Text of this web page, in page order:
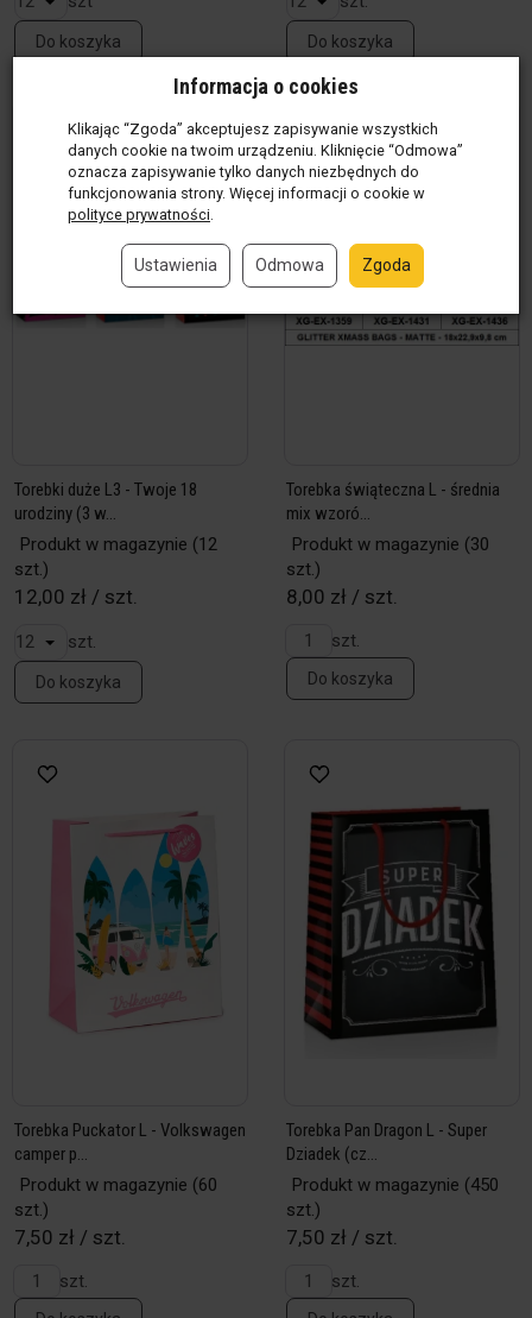
Do koszyka Do koszyka
Torebki duże L3 - Twoje 18
urodziny (3 w...
Produkt w magazynie (12
szt.)
12,00 zł / szt.
szt.
Do koszyka
Torebka świąteczna L - średnia
mix wzoró...
Produkt w magazynie (30
szt.)
8,00 zł / szt.
szt.
Do koszyka
Torebka Puckator L - Volkswagen
camper p...
Produkt w magazynie (60
szt.)
7,50 zł / szt.
szt.
Torebka Pan Dragon L - Super
Dziadek (cz...
Produkt w magazynie (450
szt.)
7,50 zł / szt.
szt.
Informacja o cookies
Klikając “Zgoda” akceptujesz zapisywanie wszystkich
danych cookie na twoim urządzeniu. Kliknięcie “Odmowa”
oznacza zapisywanie tylko danych niezbędnych do
funkcjonowania strony. Więcej informacji o cookie w
polityce prywatności.
Ustawienia Odmowa Zgoda